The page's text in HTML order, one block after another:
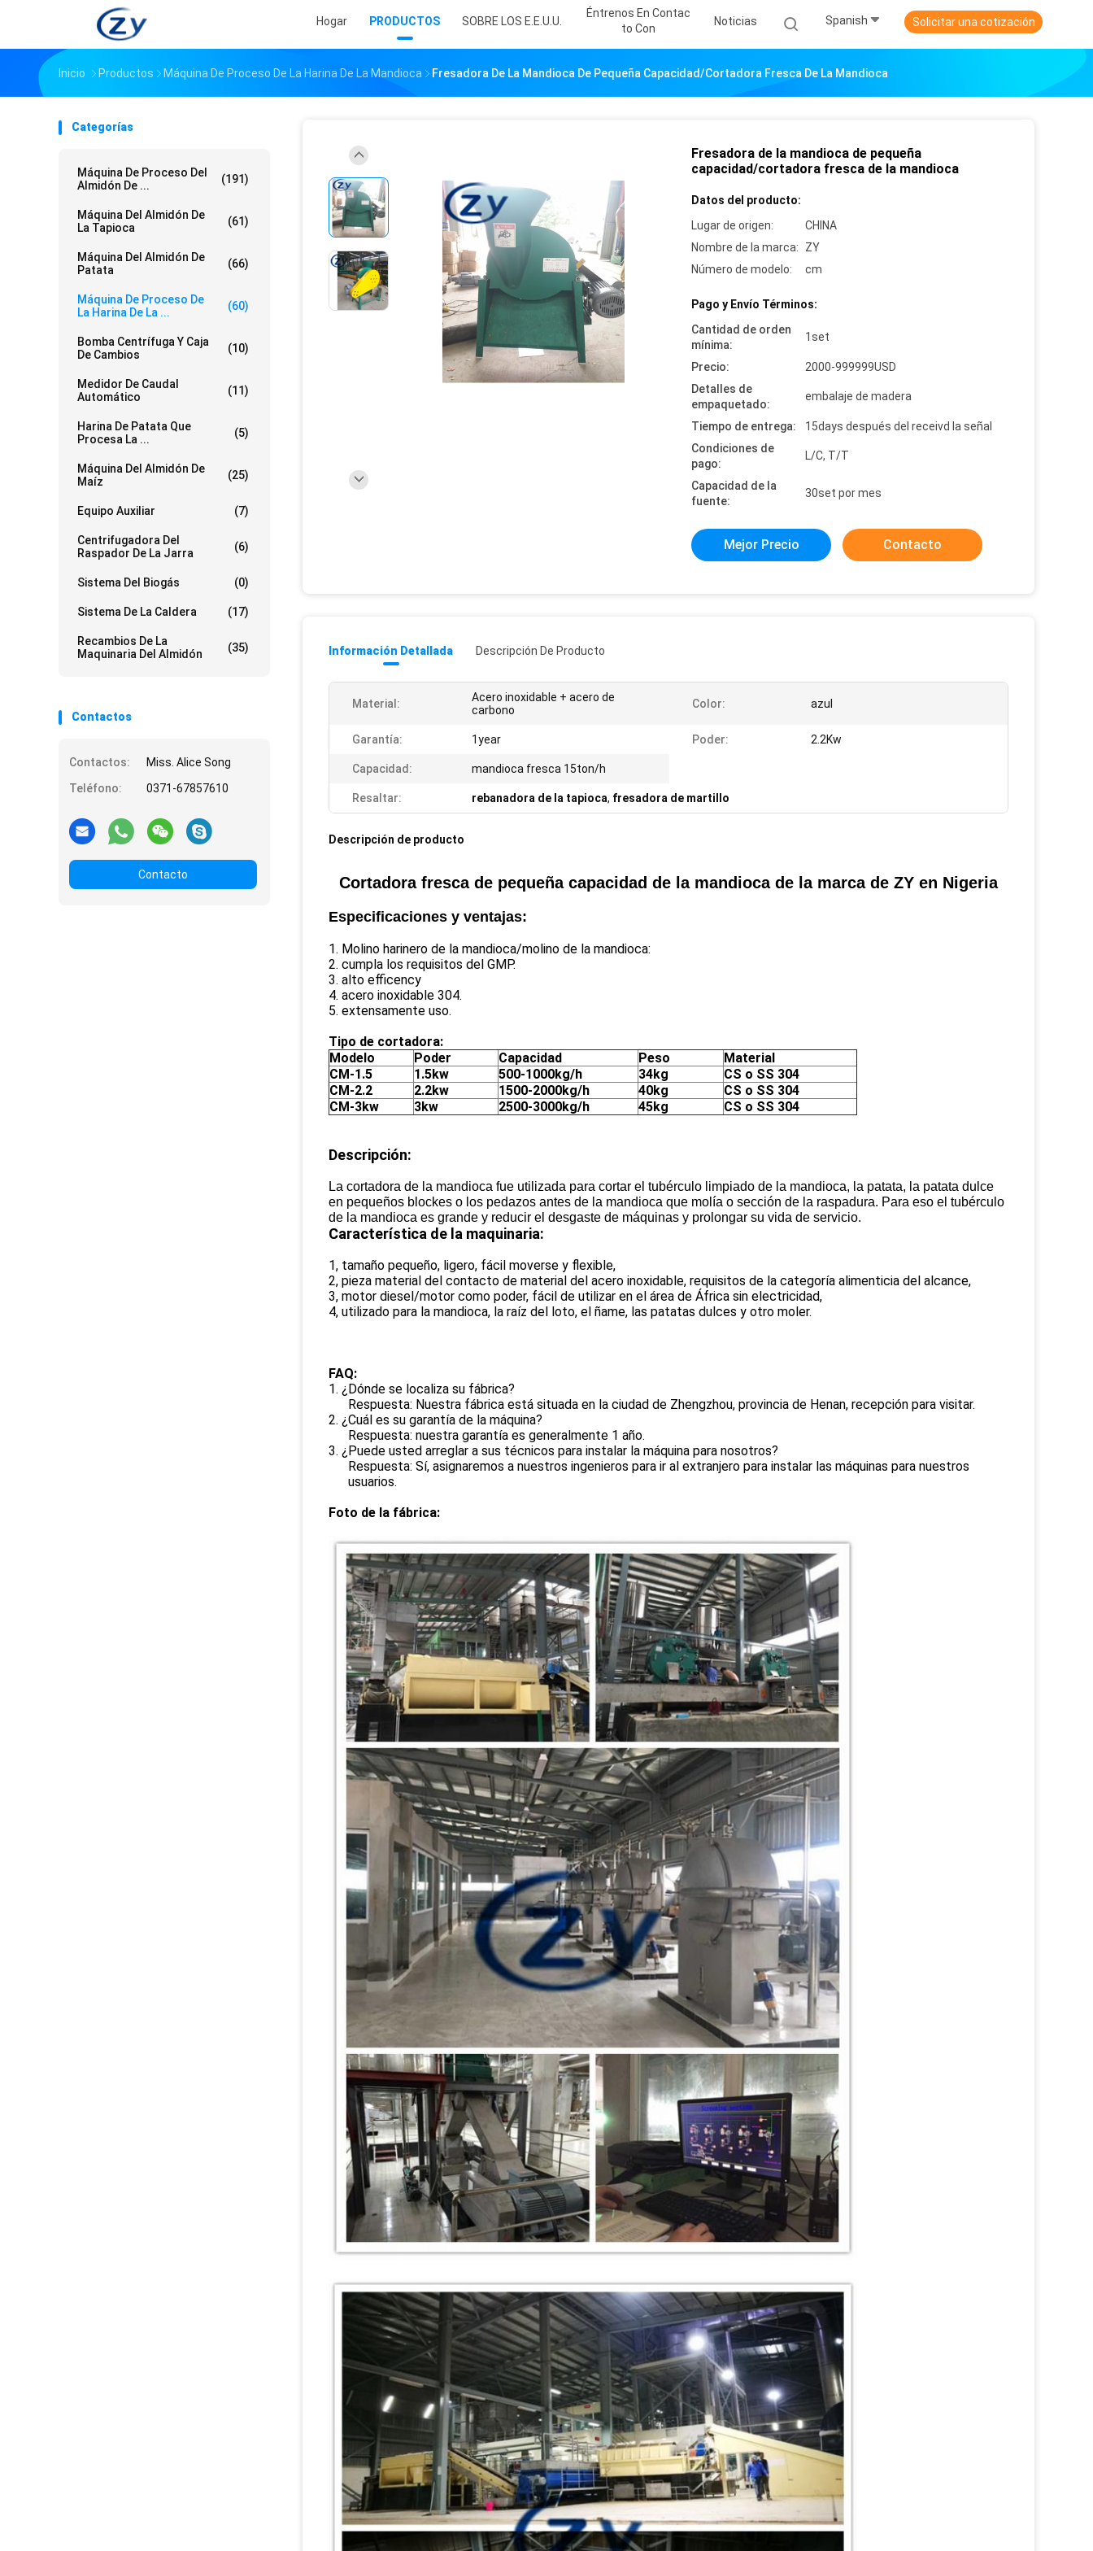
Hogar PRODUCTOS SOBRE LOS E.E.U.U.
Éntrenos En Contac
To Con
Noticias Spanish Solicitar una cotización
Inicio Productos Máquina De Proceso De La Harina De La Mandioca Fresadora De La Mandioca De Pequeña Capacidad/cortadora Fresca De La Mandioca
Categorías
Máquina De Proceso Del
Almidón De ...
(191)
Máquina Del Almidón De
La Tapioca
(61)
Máquina Del Almidón De
Patata
(66)
Máquina De Proceso De
La Harina De La ...
(60)
Bomba Centrífuga Y Caja
De Cambios
(10)
Medidor De Caudal
Automático
(11)
Harina De Patata Que
Procesa La ...
(5)
Máquina Del Almidón De
Maíz
(25)
Equipo Auxiliar (7)
Centrifugadora Del
Raspador De La Jarra
(6)
Sistema Del Biogás (0)
Sistema De La Caldera (17)
Recambios De La
Maquinaria Del Almidón
(35)
Contactos
Contactos:
Miss. Alice Song
Teléfono:
0371-67857610
Contacto
Fresadora de la mandioca de pequeña
capacidad/cortadora fresca de la mandioca
Datos del producto:
Lugar de origen:
CHINA
Nombre de la marca:
ZY
Número de modelo:
cm
Pago y Envío Términos:
Cantidad de orden
mínima:
1set
Precio:
2000-999999USD
Detalles de
empaquetado:
embalaje de madera
Tiempo de entrega:
15days después del receivd la señal
Condiciones de
pago:
L/C, T/T
Capacidad de la
fuente:
30set por mes
Mejor Precio Contacto
Información Detallada Descripción De Producto
Material:
Acero inoxidable + acero de
carbono
Color: azul
Garantía: 1year Poder: 2.2Kw
Capacidad: mandioca fresca 15ton/h
Resaltar: rebanadora de la tapioca, fresadora de martillo
Descripción de producto
Cortadora fresca de pequeña capacidad de la mandioca de la marca de ZY en Nigeria
Especificaciones y ventajas:
1. Molino harinero de la mandioca/molino de la mandioca:
2. cumpla los requisitos del GMP.
3. alto efficency
4. acero inoxidable 304.
5. extensamente uso.
Tipo de cortadora:
Modelo
Poder Capacidad Peso
Material
CM-1.5
1.5kw 500-1000kg/h 34kg
CS o SS 304
CM-2.2
2.2kw 1500-2000kg/h 40kg
CS o SS 304
CM-3kw
3kw 2500-3000kg/h 45kg CS o SS 304
Descripción:
La cortadora de la mandioca fue utilizada para cortar el tubérculo limpiado de la mandioca, la patata, la patata dulce
en pequeños blockes o los pedazos antes de la mandioca que molía o sección de la raspadura. Para eso el tubérculo
de la mandioca es grande y reducir el desgaste de máquinas y prolongar su vida de servicio.
Característica de la maquinaria:
1, tamaño pequeño, ligero, fácil moverse y flexible,
2, pieza material del contacto de material del acero inoxidable, requisitos de la categoría alimenticia del alcance,
3, motor diesel/motor como poder, fácil de utilizar en el área de África sin electricidad,
4, utilizado para la mandioca, la raíz del loto, el ñame, las patatas dulces y otro moler.
FAQ:
1. ¿Dónde se localiza su fábrica?
Respuesta: Nuestra fábrica está situada en la ciudad de Zhengzhou, provincia de Henan, recepción para visitar.
2. ¿Cuál es su garantía de la máquina?
Respuesta: nuestra garantía es generalmente 1 año.
3. ¿Puede usted arreglar a sus técnicos para instalar la máquina para nosotros?
Respuesta: Sí, asignaremos a nuestros ingenieros para ir al extranjero para instalar las máquinas para nuestros
usuarios.
Foto de la fábrica: